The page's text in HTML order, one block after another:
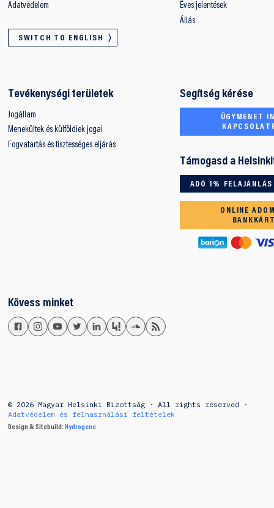
Adatvédelem
SWITCH TO ENGLISH
Éves jelentések
Állás
Tevékenységi területek
Jogállam
Menekültek és külföldiek jogai
Fogvatartás és tisztességes eljárás
Segítség kérése
ÜGYMENET
Támogasd a
ADÓ 1% FELAJÁNLÁS
ONLINE
Kövess minket
© 2026 Magyar Helsinki Bizottság · All rights reserved ·
Adatvédelem és felhasználási feltételek
Design & Sitebuild:Hydrogene